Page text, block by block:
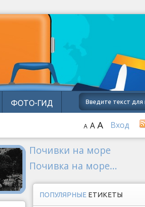
ФОТО-ГИД
Вход
A A A
Почивки на море
Почивка на море...
ПОПУЛЯРНЫЕ ЕТИКЕТЫ